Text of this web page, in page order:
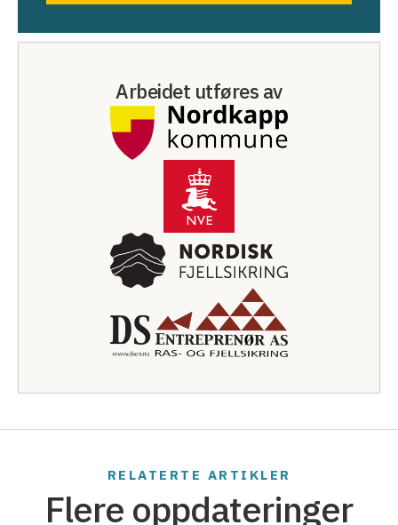
Arbeidet utføres av
RELATERTE ARTIKLER
Flere oppdateringer